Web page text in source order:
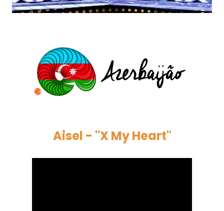
Aisel - "X My Heart"